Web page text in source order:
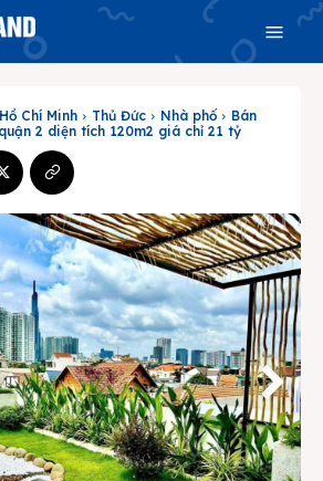
Search
cập nhật V3
chóng hơn
Chí Minh Thủ Đức Nhà phố
Bán
2 diện tích 120m2 giá chỉ 21 tỷ